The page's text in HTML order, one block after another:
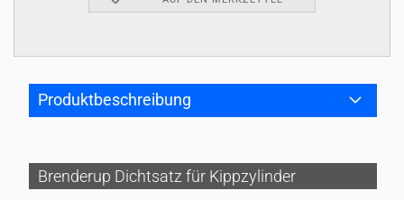
Produktbeschreibung
Brenderup Dichtsatz für Kippzylinder